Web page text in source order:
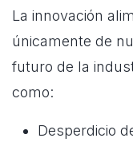
La innovación
únicamente de
futuro de la
como:
Desperdicio